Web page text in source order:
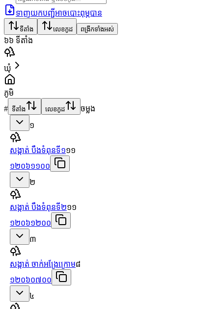
ទាញយកបញ្ជីអាចបោះពុម្ភបាន
ទីតាំង លេខកូដ ពង្រីកទាំងអស់
៦៦ ទីតាំង
ឃុំ
ភូមិ
# ទីតាំង លេខកូដ
ចម្លង
១
សង្កាត់ បឹងទំពុនទី១១១
១២០៦១១០០
២
សង្កាត់ បឹងទំពុនទី២១១
១២០៦១២០០
៣
សង្កាត់ ចាក់អង្រែក្រោម៨
១២០៦០៧០០
៤